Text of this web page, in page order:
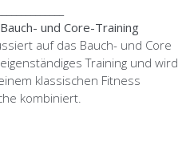
und Core-Training
auf das Bauch- und Core
Training und wird
klassischen Fitness
kombiniert.